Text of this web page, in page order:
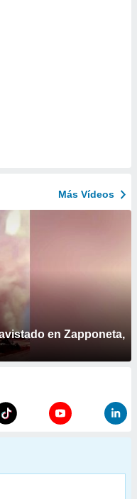
Más Vídeos
en Zapponeta,